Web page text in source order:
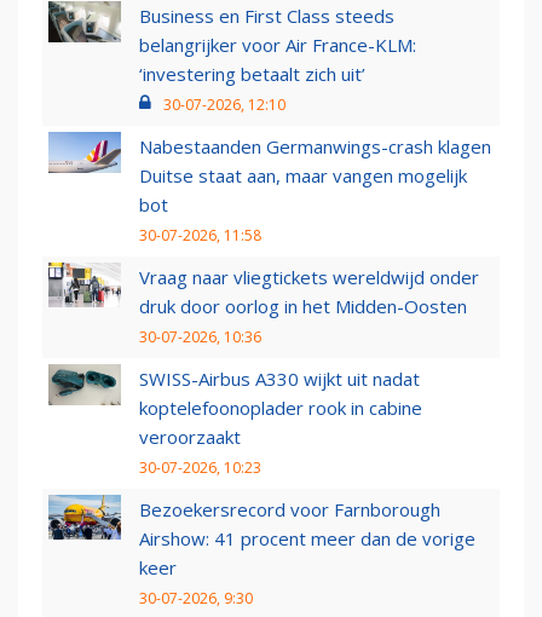
Business en First Class steeds
belangrijker voor Air France-KLM:
‘investering betaalt zich uit’
30-07-2026, 12:10
Nabestaanden Germanwings-crash klagen
Duitse staat aan, maar vangen mogelijk
bot
30-07-2026, 11:58
Vraag naar vliegtickets wereldwijd onder
druk door oorlog in het Midden-Oosten
30-07-2026, 10:36
SWISS-Airbus A330 wijkt uit nadat
koptelefoonoplader rook in cabine
veroorzaakt
30-07-2026, 10:23
Bezoekersrecord voor Farnborough
Airshow: 41 procent meer dan de vorige
keer
30-07-2026, 9:30